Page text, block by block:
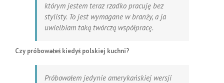
którym jestem teraz rzadko pracuję bez
stylisty. To jest wymagane w branży, a ja
uwielbiam taką twórczą współpracę.
Czy próbowałeś kiedyś polskiej kuchni?
Próbowałem jedynie amerykańskiej wersji